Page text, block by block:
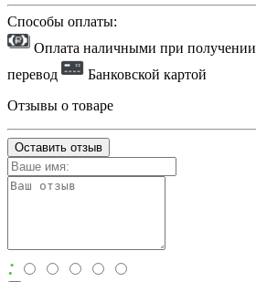
Способы оплаты:
Оплата наличными при получении
перевод
Банковской картой
Отзывы о товаре
Оставить отзыв
: